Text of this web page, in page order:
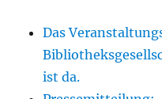
Das
ist da.